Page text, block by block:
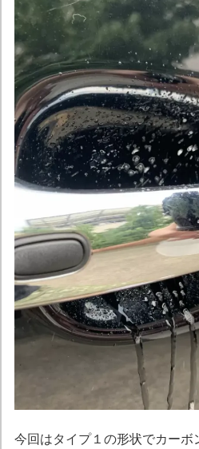
今回はタイプ１の形状でカーボ